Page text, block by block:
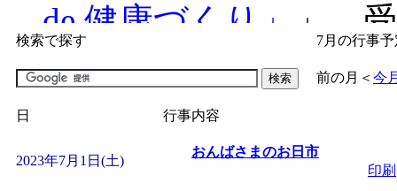
de 健康づくり」
」 受
「子育て交流広場「
間：2026/07/09～
「皆鶴姫のこびる塾
検索で探す 7月の行事
前の月 ＜ 今
日 行事内容
2023年7月1日(土)
おんばさまのお日市
印刷